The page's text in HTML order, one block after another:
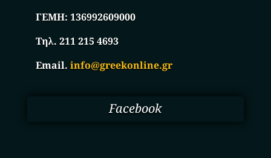
ΓΕΜΗ:136992609000
Τηλ. 211 215 4693
Email.info@greekonline.gr
Facebook